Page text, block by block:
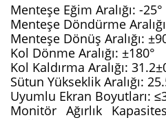
Menteşe Eğim Aralığı: -25°
Menteşe Döndürme
Menteşe Dönüş Aralığı:
Kol Dönme Aralığı: ±180°
Kol Kaldırma Aralığı:
Sütun Yükseklik Aralığı:
Uyumlu Ekran Boyutları:
Monitör Ağırlık